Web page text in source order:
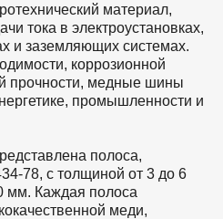
материал,
тока в электроустановках,
и заземляющих системах.
коррозионной
прочности, медные шины
промышленности и
полоса,
78, с толщиной от 3 до 6
мм. Каждая полоса
меди,